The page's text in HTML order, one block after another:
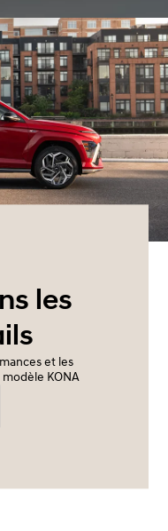
les
et les
KONA